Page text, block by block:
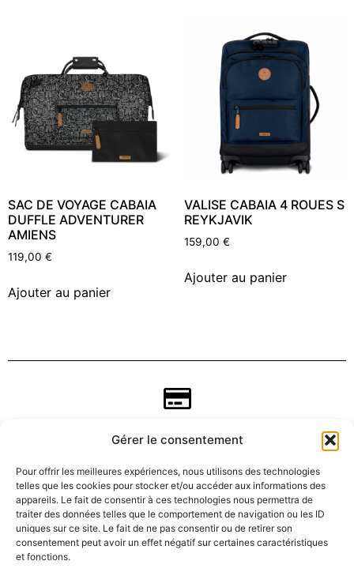
Gérer le consentement
Pour offrir les meilleures expériences, nous utilisons des technologies
telles que les cookies pour stocker et/ou accéder aux informations des
appareils. Le fait de consentir à ces technologies nous permettra de
traiter des données telles que le comportement de navigation ou les ID
uniques sur ce site. Le fait de ne pas consentir ou de retirer son
consentement peut avoir un effet négatif sur certaines caractéristiques
et fonctions.
SAC DE VOYAGE CABAIA
DUFFLE ADVENTURER
AMIENS
119,00 €
Ajouter au panier
VALISE CABAIA 4 ROUES S
REYKJAVIK
159,00 €
Ajouter au panier
CGV